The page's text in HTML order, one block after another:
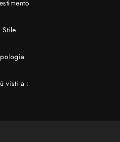
Stile
visti a :